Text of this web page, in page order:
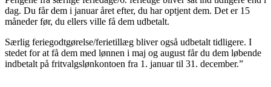
dag. Du får dem i januar året efter, du har optjent dem. Det er 15
måneder før, du ellers ville få dem udbetalt.
Særlig feriegodtgørelse/ferietillæg bliver også udbetalt tidligere. I
stedet for at få dem med lønnen i maj og august får du dem løbende
indbetalt på fritvalgslønkontoen fra 1. januar til 31. december.”